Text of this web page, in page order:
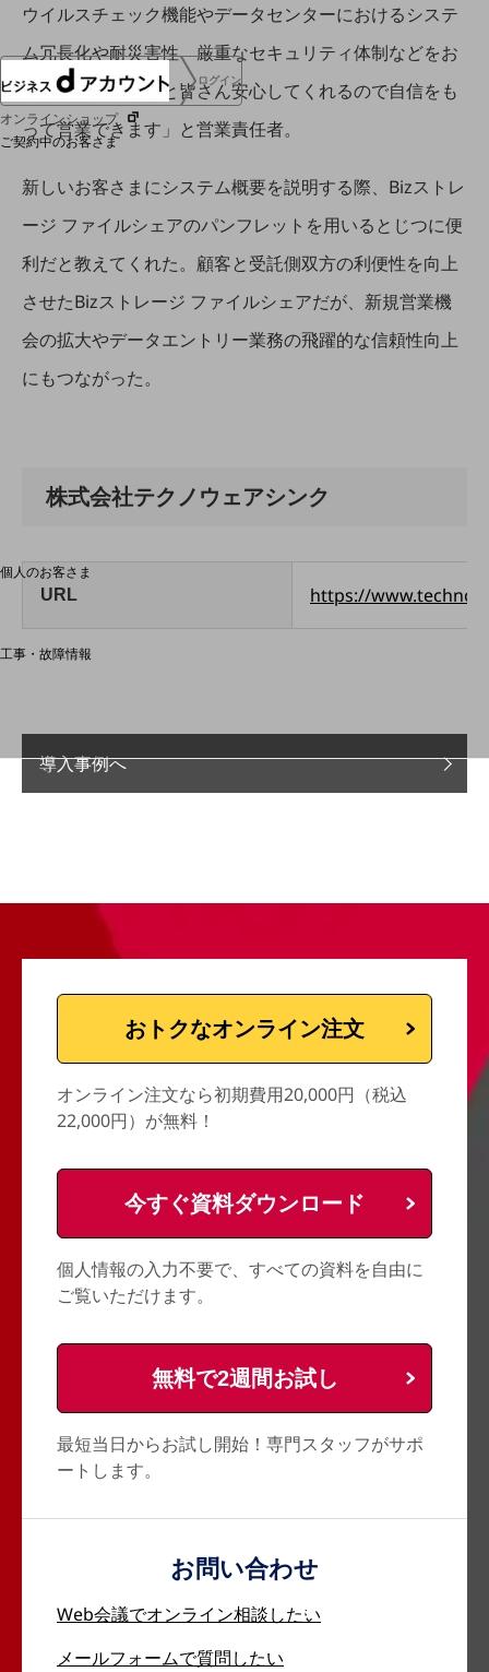
ログイン
オンラインショップ
ご契約中のお客さま
サービス別サポート情報
ご契約中サービスの一元管理
料金分析(ご利用料金管理サービス)
個人のお客さま
NTTドコモ
OCNなど
工事・故障情報
ウイルスチェック機能やデータセンターにおけるシステ
ム冗長化や耐災害性、厳重なセキュリティ体制などをお
客さまに説明すると皆さん安心してくれるので自信をも
って営業できます」と営業責任者。
新しいお客さまにシステム概要を説明する際、Bizストレ
ージ ファイルシェアのパンフレットを用いるとじつに便
利だと教えてくれた。顧客と受託側双方の利便性を向上
させたBizストレージ ファイルシェアだが、新規営業機
会の拡大やデータエントリー業務の飛躍的な信頼性向上
にもつながった。
株式会社テクノウェアシンク
URL https://
導入事例へ
おトクなオンライン注文
オンライン注文なら初期費用20,000円（税込
22,000円）が無料！
今すぐ資料ダウンロード
個人情報の入力不要で、すべての資料を自由に
ご覧いただけます。
無料で2週間お試し
最短当日からお試し開始！専門スタッフがサポ
ートします。
お問い合わせ
Web会議でオンライン相談したい
メールフォームで質問したい